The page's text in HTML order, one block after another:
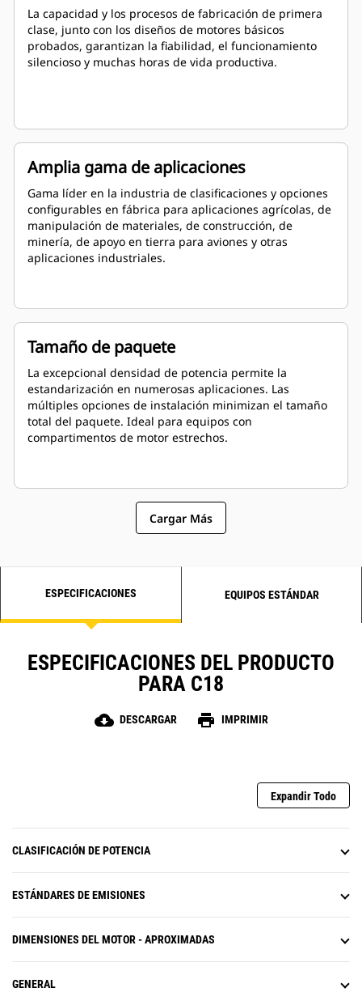
La capacidad y los procesos de fabricación de primera
clase, junto con los diseños de motores básicos
probados, garantizan la fiabilidad, el funcionamiento
silencioso y muchas horas de vida productiva.
Amplia gama de aplicaciones
Gama líder en la industria de clasificaciones y opciones
configurables en fábrica para aplicaciones agrícolas, de
manipulación de materiales, de construcción, de
minería, de apoyo en tierra para aviones y otras
aplicaciones industriales.
Tamaño de paquete
La excepcional densidad de potencia permite la
estandarización en numerosas aplicaciones. Las
múltiples opciones de instalación minimizan el tamaño
total del paquete. Ideal para equipos con
compartimentos de motor estrechos.
Cargar Más
ESPECIFICACIONES EQUIPOS ESTÁNDAR
ESPECIFICACIONES DEL PRODUCTO
PARA C18
cloud_download DESCARGAR print IMPRIMIR
Expandir Todo
CLASIFICACIÓN DE POTENCIA
ESTÁNDARES DE EMISIONES
DIMENSIONES DEL MOTOR - APROXIMADAS
GENERAL